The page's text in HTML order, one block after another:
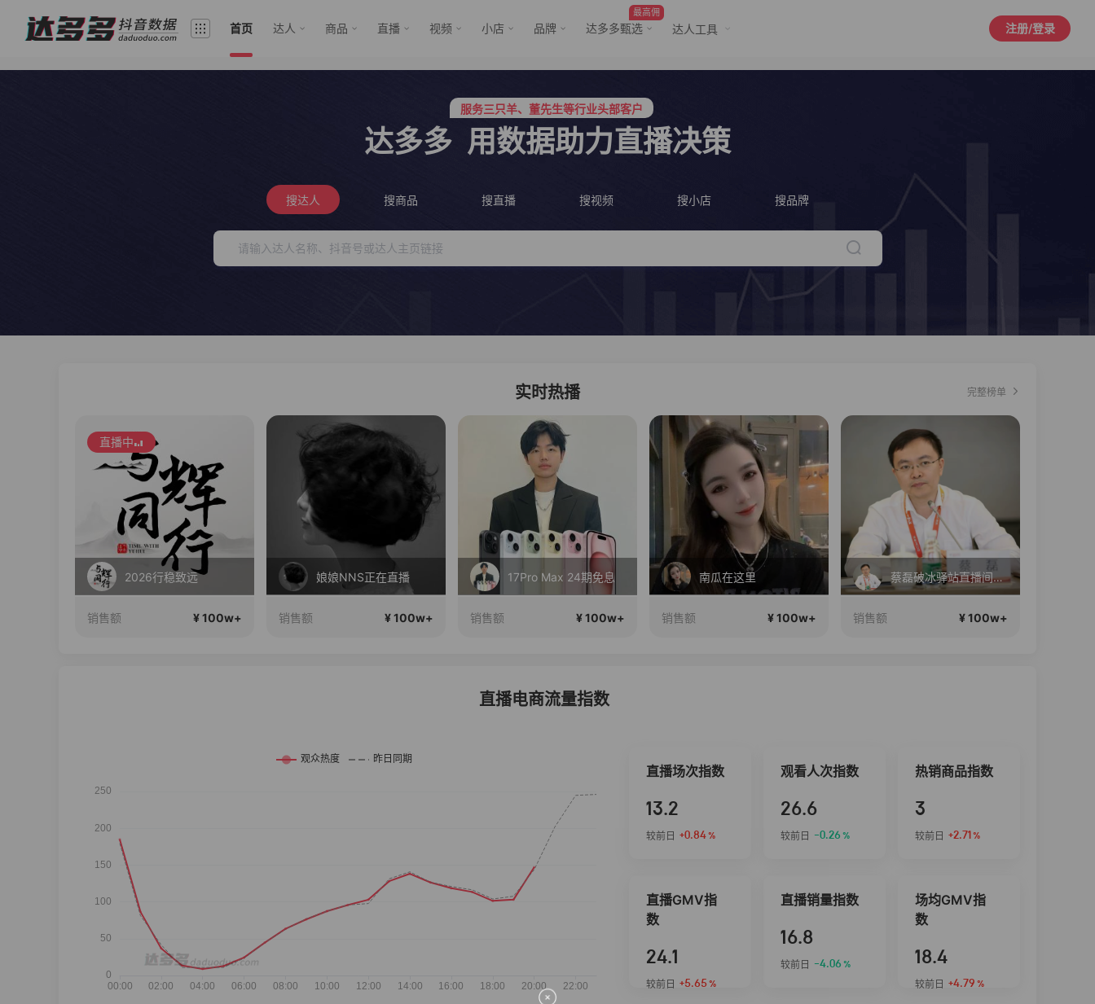
首页 达人 商品 直播 视频 小店 品牌
最高佣
达多多甄选 达人工具 注册/登录
服务三只羊、董先生等行业头部客户
行业价格屠夫，年卡会员低至798/年
达多多 用数据助力直播决策
搜达人 搜商品 搜直播 搜视频 搜小店 搜品牌
实时热播 完整榜单
直播中
2026行稳致远
销售额 ¥ 100w+
娘娘NNS正在直播
销售额 ¥ 100w+
17Pro Max 24期免息
销售额 ¥ 100w+
南瓜在这里
销售额 ¥ 100w+
蔡磊破冰驿站直播间好物分享
销售额 ¥ 100w+
直播电商流量指数
直播场次指数
13.2
较前日 +0.84%
观看人次指数
26.6
较前日 -0.26 %
热销商品指数
3
较前日 +2.71 %
直播GMV指
数
24.1
较前日 +5.65 %
直播销量指数
16.8
较前日 -4.06 %
场均GMV指
数
18.4
较前日 +4.79 %